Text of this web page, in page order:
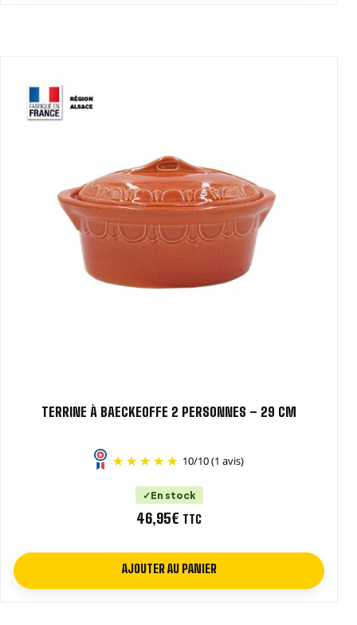
TERRINE À BAECKEOFFE 2 PERSONNES – 29 CM
10/10(1 avis)
En stock
46,95€ TTC
AJOUTER AU PANIER